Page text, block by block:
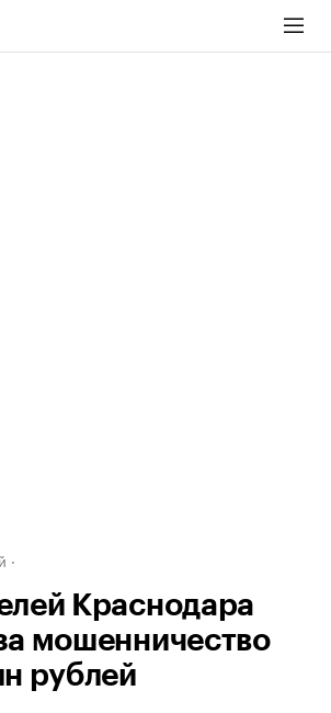
Краснодара
мошенничество
рублей